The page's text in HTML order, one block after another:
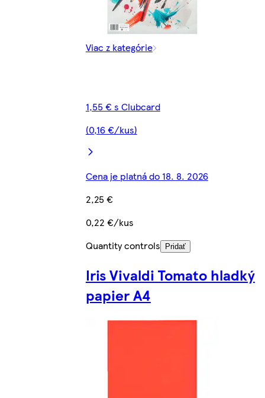
Viac z kategórie
1,55 € s Clubcard
(0,16 €/kus)
Cena je platná do 18. 8. 2026
2,25 €
0,22 €/kus
Quantity controls
Pridať
Iris Vivaldi Tomato hladký
papier A4